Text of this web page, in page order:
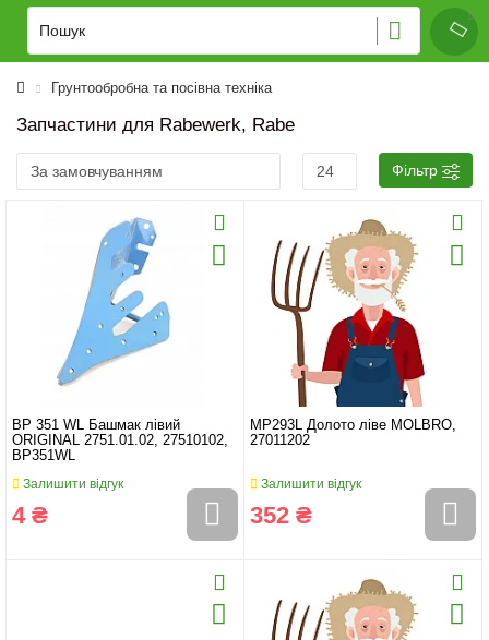
Грунтообробна та посівна техніка
Запчастини для Rabewerk, Rabe
Фільтр
BP 351 WL Башмак лівий
ORIGINAL 2751.01.02, 27510102,
BP351WL
Залишити відгук
4 ₴
MP293L Долото ліве MOLBRO,
27011202
Залишити відгук
352 ₴